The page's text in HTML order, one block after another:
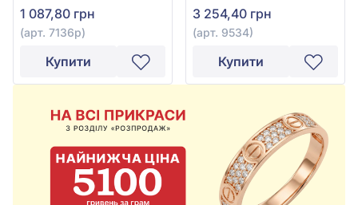
1 087,80 грн
(арт. 7136р)
Купити
3 254,40 грн
(арт. 9534)
Купити